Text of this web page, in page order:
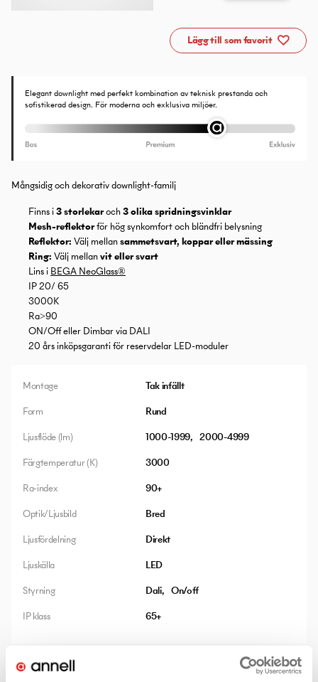
Lägg till som favorit
Elegant downlight med perfekt kombination av teknisk prestanda och
sofistikerad design. För moderna och exklusiva miljöer.
Mångsidig och dekorativ downlight-familj
Finns i 3 storlekaroch3 olika spridningsvinklar
Mesh-reflektorför hög synkomfort och bländfri belysning
Reflektor: Välj mellansammetsvart, koppar eller mässing
Ring: Välj mellanvit eller svart
Lins i BEGA NeoGlass®
IP 20/ 65
3000K
Ra>90
ON/Off eller Dimbar via DALI
20 års inköpsgaranti för reservdelar LED-moduler
Montage
Tak infällt
Form
Rund
Ljusflöde (lm)
1000-1999
2000-4999
Färgtemperatur (K)
3000
Ra-index
90+
Optik/Ljusbild
Bred
Ljusfördelning
Direkt
Ljuskälla
LED
Styrning
Dali
On/off
IP klass
65+